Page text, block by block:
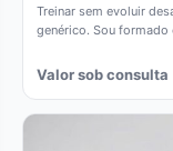
Treinar sem evoluir
genérico. Sou formado
Valor sob consulta